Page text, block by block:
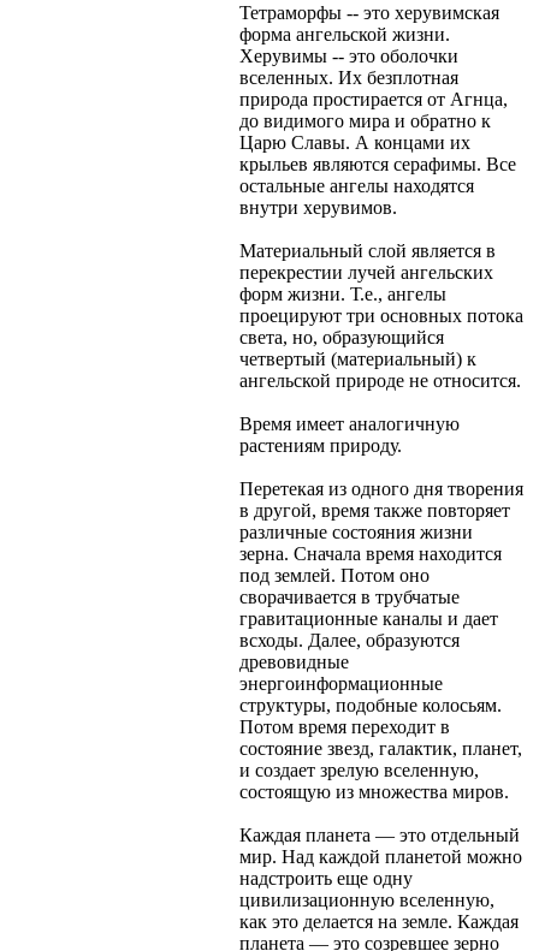
Тетраморфы -- это херувимская
форма ангельской жизни.
Херувимы -- это оболочки
вселенных. Их безплотная
природа простирается от Агнца,
до видимого мира и обратно к
Царю Славы. А концами их
крыльев являются серафимы. Все
остальные ангелы находятся
внутри херувимов.
Материальный слой является в
перекрестии лучей ангельских
форм жизни. Т.е., ангелы
проецируют три основных потока
света, но, образующийся
четвертый (материальный) к
ангельской природе не относится.
Время имеет аналогичную
растениям природу.
Перетекая из одного дня творения
в другой, время также повторяет
различные состояния жизни
зерна. Сначала время находится
под землей. Потом оно
сворачивается в трубчатые
гравитационные каналы и дает
всходы. Далее, образуются
древовидные
энергоинформационные
структуры, подобные колосьям.
Потом время переходит в
состояние звезд, галактик, планет,
и создает зрелую вселенную,
состоящую из множества миров.
Каждая планета — это отдельный
мир. Над каждой планетой можно
надстроить еще одну
цивилизационную вселенную,
как это делается на земле. Каждая
планета — это созревшее зерно